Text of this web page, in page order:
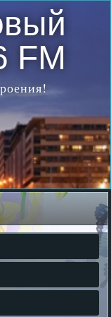
FM